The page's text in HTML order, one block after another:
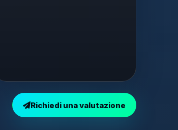
Richiedi una valutazione